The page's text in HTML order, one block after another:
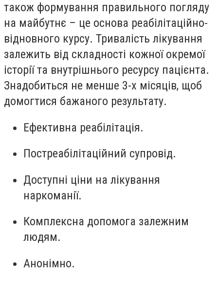
також формування правильного погляду
на майбутнє – це основа реабілітаційно-
відновного курсу. Тривалість лікування
залежить від складності кожної окремої
історії та внутрішнього ресурсу пацієнта.
Знадобиться не менше 3-х місяців, щоб
домогтися бажаного результату.
Ефективна реабілітація.
Постреабілітаційний супровід.
Доступні ціни на лікування
наркоманії.
Комплексна допомога залежним
людям.
Анонімно.